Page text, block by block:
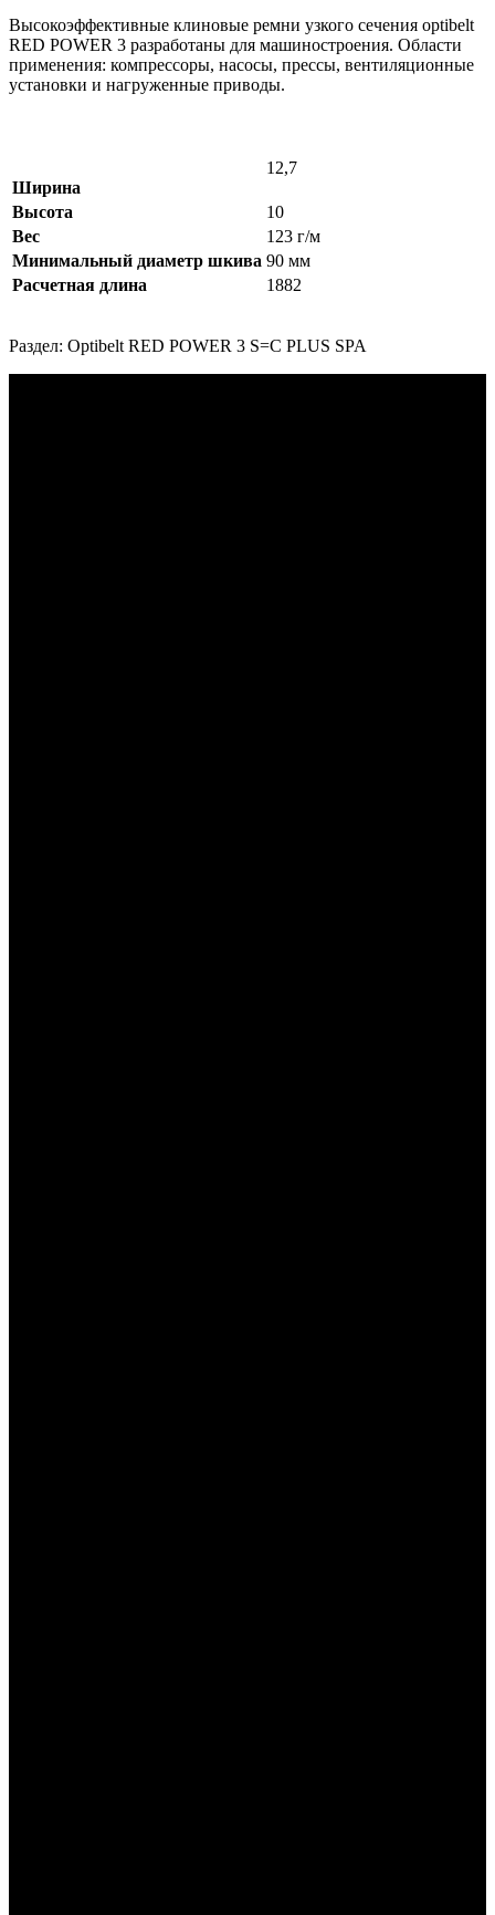
Высокоэффективные клиновые ремни узкого сечения optibelt
RED POWER 3 разработаны для машиностроения. Области
применения: компрессоры, насосы, прессы, вентиляционные
установки и нагруженные приводы.
Ширина
12,7
Высота
10
Вес
123 г/м
Минимальный диаметр шкива 90 мм
Расчетная длина
1882
Раздел: Optibelt RED POWER 3 S=C PLUS SPA